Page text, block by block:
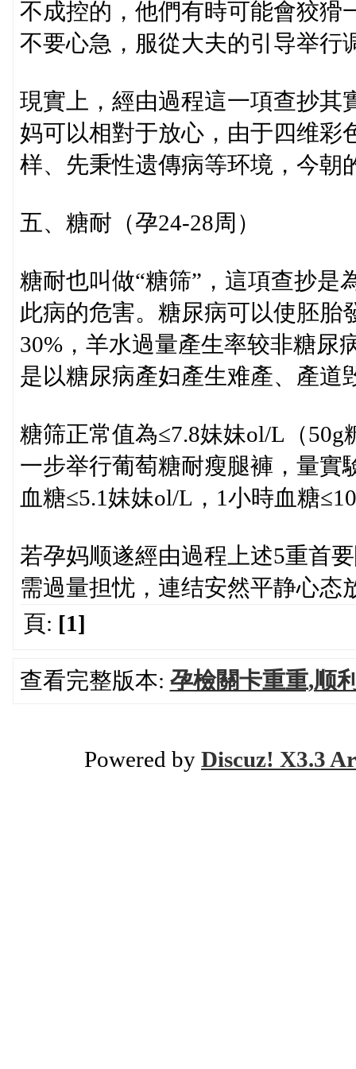
不成控的，他們有時可能會狡猾
不要心急，服從大夫的引导举行
現實上，經由過程這一項查抄其
妈可以相對于放心，由于四维彩
样、先秉性遗傳病等环境，今朝
五、糖耐（孕24-28周）
糖耐也叫做“糖筛”，這項查抄是
此病的危害。糖尿病可以使胚胎
30%，羊水過量產生率较非糖尿
是以糖尿病產妇產生难產、產道
糖筛正常值為≤7.8妹妹ol/L（
一步举行葡萄糖耐瘦腿褲，量實
血糖≤5.1妹妹ol/L，1小時血糖
若孕妈顺遂經由過程上述5重首
需過量担忧，連结安然平静心态
頁: [1]
查看完整版本: 孕檢關卡重重,顺
Powered by Discuz! X3.3